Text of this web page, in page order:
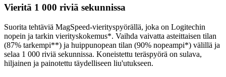
Vieritä 1 000 riviä sekunnissa
Suorita tehtäviä MagSpeed-vierityspyörällä, joka on Logitechin
nopein ja tarkin vierityskokemus*. Vaihda vaivatta asteittaisen tilan
(87% tarkempi**) ja huippunopean tilan (90% nopeampi*) välillä ja
selaa 1 000 riviä sekunnissa. Koneistettu teräspyörä on sulava,
hiljainen ja painotettu täydelliseen liu'utukseen.